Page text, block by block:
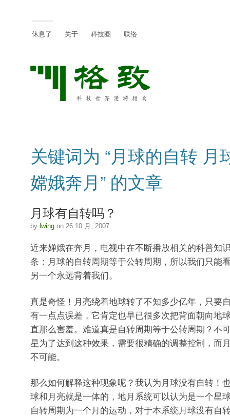
休息了 关于 科技圈 联络
关键词为 “月球的自转 月
嫦娥奔月” 的文章
月球有自转吗？
by lwingon 26 10 月, 2007
近来婵娥在奔月，电视中在不断播放相关的科普知
条：月球的自转周期等于公转周期，所以我们只能
另一个永远背着我们。
真是奇怪！月亮绕着地球转了不知多少亿年，只要
有一点点误差，它肯定也早已很多次把背面朝向地
直那么害羞。难道真是自转周期等于公转周期？不
星为了达到这种效果，需要很精确的调整控制，而
不可能。
那么如何解释这种现象呢？我认为月球没有自转！
球和月亮就是一体的，地月系统可以认为是一个星
自转周期为一个月的运动，对于本系统月球没有自